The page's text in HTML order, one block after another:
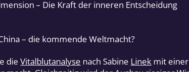
– Die Kraft der inneren Entscheidung
– die kommende Weltmacht?
dieVitalblutanalyse nach Sabine Linek mit